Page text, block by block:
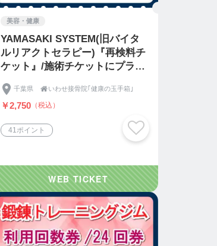
美容・健康
YAMASAKI SYSTEM(旧バイタ
ルリアクトセラピー)『再検料チ
ケット』/施術チケットにプラス
千葉県 いわせ接骨院｢健康の玉手箱｣
￥2,750 （税込）
41ポイント